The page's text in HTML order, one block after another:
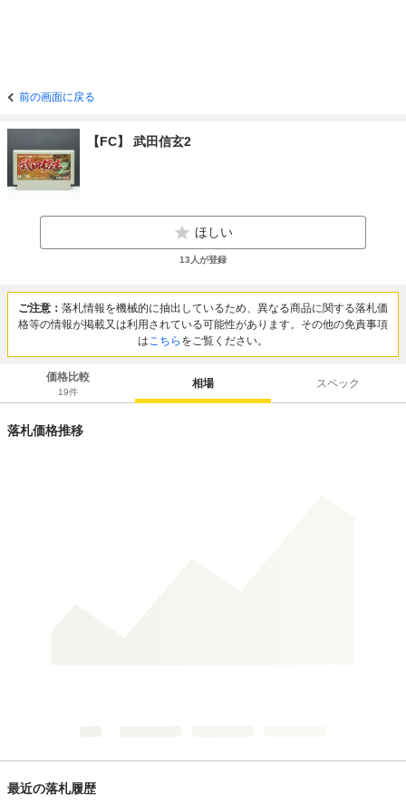
前の画面に戻る
【FC】 武田信玄2
ほしい
13 人が登録
ご注意： 落札情報を機械的に抽出しているため、異なる商品に関する落札価
格等の情報が掲載又は利用されている可能性があります。その他の免責事項
はこちら をご覧ください。
価格比較
19件
相場 スペック
落札価格推移
最近の落札履歴